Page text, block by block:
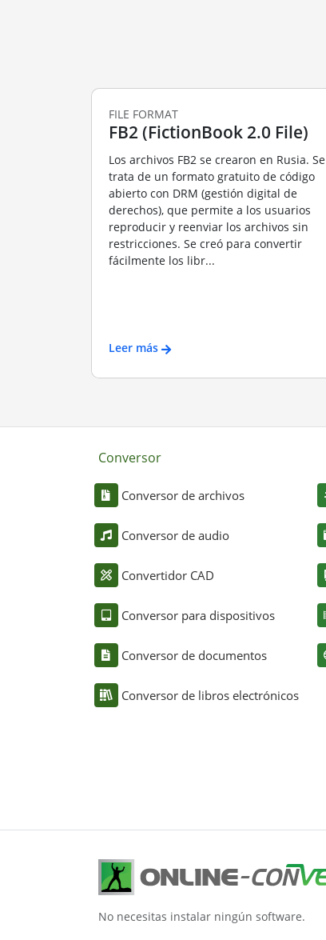
FILE FORMAT
FB2 (FictionBook 2.0 File)
Los archivos FB2 se crearon en Rusia. Se
trata de un formato gratuito de código
abierto con DRM (gestión digital de
derechos), que permite a los usuarios
reproducir y reenviar los archivos sin
restricciones. Se creó para convertir
fácilmente los libr...
Leer más
Conversor
Conversor de archivos
Conversor de audio
Convertidor CAD
Conversor para dispositivos
Conversor de documentos
Conversor de libros electrónicos
No necesitas instalar ningún software.